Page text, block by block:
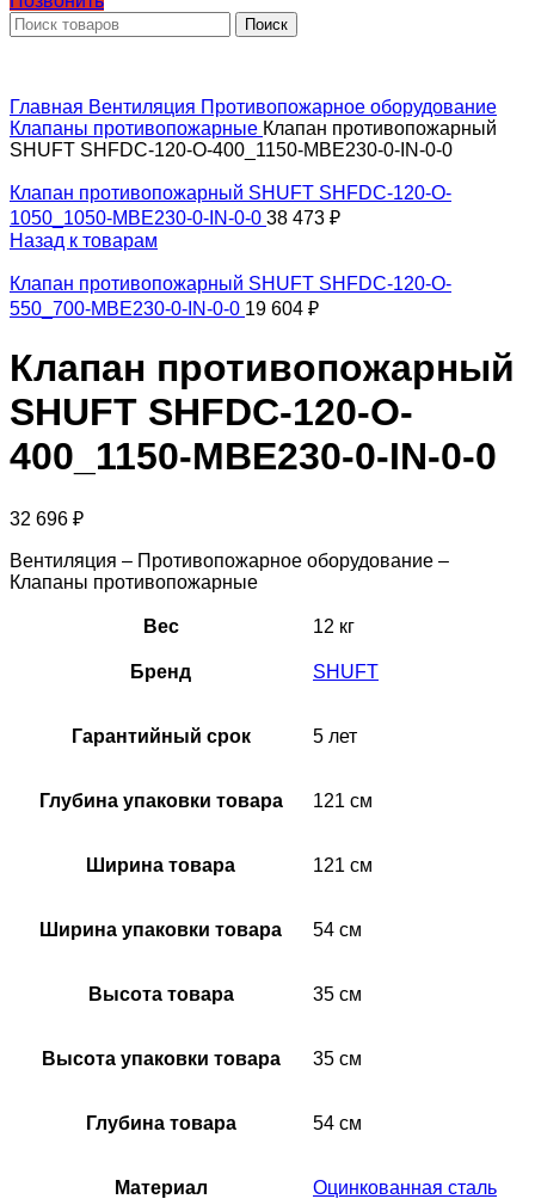
Поиск
Главная Вентиляция Противопожарное оборудование
Клапаны противопожарные Клапан противопожарный
SHUFT SHFDC-120-O-400_1150-MBE230-0-IN-0-0
Клапан противопожарный SHUFT SHFDC-120-O-
1050_1050-MBE230-0-IN-0-0 38 473 ₽
Назад к товарам
Клапан противопожарный SHUFT SHFDC-120-O-
550_700-MBE230-0-IN-0-0 19 604 ₽
Клапан противопожарный
SHUFT SHFDC-120-O-
400_1150-MBE230-0-IN-0-0
32 696 ₽
Вентиляция – Противопожарное оборудование –
Клапаны противопожарные
Вес 12 кг
Бренд SHUFT
Гарантийный срок 5 лет
Глубина упаковки товара 121 см
Ширина товара 121 см
Ширина упаковки товара 54 см
Высота товара 35 см
Высота упаковки товара 35 см
Глубина товара 54 см
Материал Оцинкованная сталь